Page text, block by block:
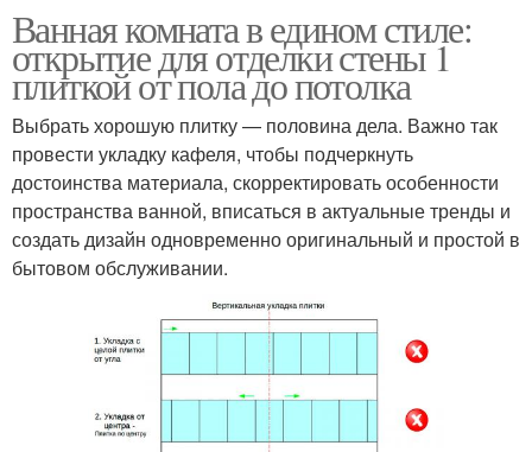
Ванная комната в едином стиле:
открытие для отделки стены 1
плиткой от пола до потолка
Выбрать хорошую плитку — половина дела. Важно так
провести укладку кафеля, чтобы подчеркнуть
достоинства материала, скорректировать особенности
пространства ванной, вписаться в актуальные тренды и
создать дизайн одновременно оригинальный и простой в
бытовом обслуживании.